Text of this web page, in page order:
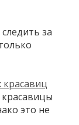
за
красавиц
это не